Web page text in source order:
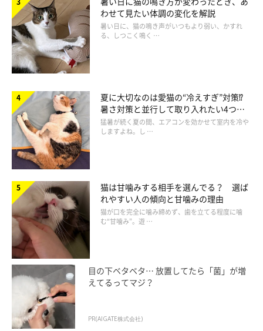
わせて見たい体調の変化を解説
暑い日に、猫の鳴き声がいつもより弱い、かすれ
る、しつこく鳴く …
夏に大切なのは愛猫の“冷えすぎ”対策⁉
暑さ対策と並行して取り入れたい4つの
工夫
猛暑が続く夏の間、エアコンを効かせて室内を冷や
しますよね。し …
猫は甘噛みする相手を選んでる？ 選ば
れやすい人の傾向と甘噛みの理由
猫が口を完全に噛み締めず、歯を立てる程度に噛
む“甘噛み”。遊 …
目の下ベタベタ… 放置してたら「菌」が増
えてるってマジ？
PR(AIGATE株式会社)